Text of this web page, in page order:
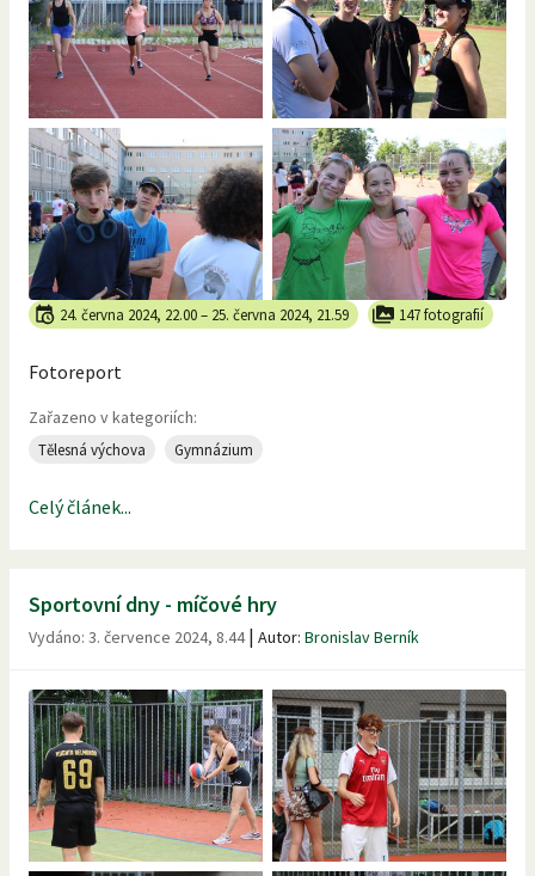
24. června 2024, 22.00– 25. června 2024, 21.59 147 fotografií
Fotoreport
Zařazeno v kategoriích:
Tělesná výchova Gymnázium
Celý článek...
Sportovní dny - míčové hry
Vydáno: 3. července 2024, 8.44| Autor: Bronislav Berník